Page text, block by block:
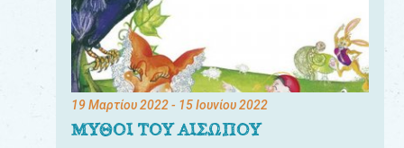
19 Μαρτίου 2022- 15 Ιουνίου 2022
ΜΥΘΟΙ ΤΟΥ ΑΙΣΩΠΟΥ